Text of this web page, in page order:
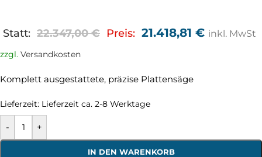
Statt: 22.347,00€ Preis: 21.418,81 € inkl. MwSt
zzgl. Versandkosten
Komplett ausgestattete, präzise Plattensäge
Lieferzeit: Lieferzeit ca. 2-8 Werktage
- +
IN DEN WARENKORB